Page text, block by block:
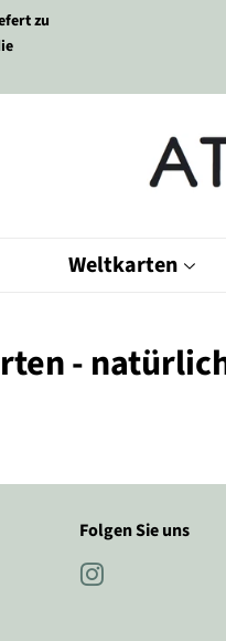
zu
Weltkarten
-
Folgen Sie uns
Instagram